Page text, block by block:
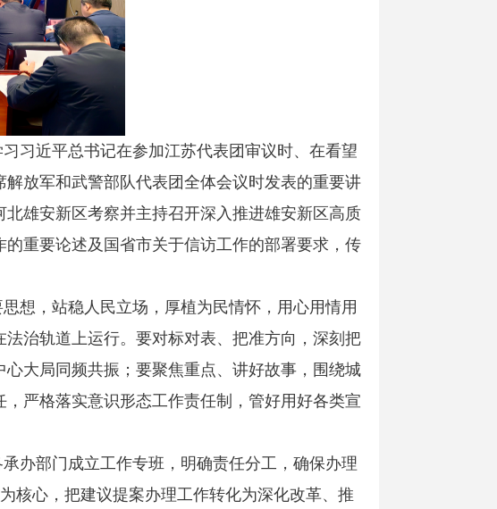
习近平总书记在参加江苏代表团审议时、在看望
放军和武警部队代表团全体会议时发表的重要讲
雄安新区考察并主持召开深入推进雄安新区高质
重要论述及国省市关于信访工作的部署要求，传
想，站稳人民立场，厚植为民情怀，用心用情用
治轨道上运行。要对标对表、把准方向，深刻把
大局同频共振；要聚焦重点、讲好故事，围绕城
严格落实意识形态工作责任制，管好用好各类宣
办部门成立工作专班，明确责任分工，确保办理
核心，把建议提案办理工作转化为深化改革、推